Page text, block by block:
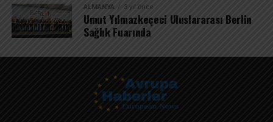
ALMANYA 3 yıl önce
Umut Yılmazkeçeci Uluslararası Berlin
Sağlık Fuarında